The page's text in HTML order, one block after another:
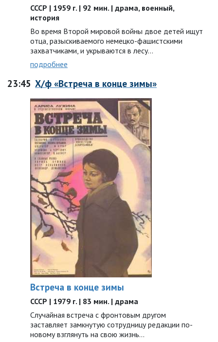
СССР | 1959 г. | 92 мин. | драма, военный,
история
Во время Второй мировой войны двое детей ищут
отца, разыскиваемого немецко-фашистскими
захватчиками, и укрываются в лесу…
подробнее
23:45 Х/ф «Встреча в конце зимы»
Встреча в конце зимы
СССР | 1979 г. | 83 мин. | драма
Случайная встреча с фронтовым другом
заставляет замкнутую сотрудницу редакции по-
новому взглянуть на свою жизнь…